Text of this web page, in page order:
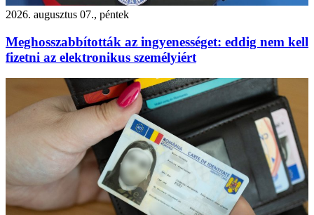
2026. augusztus 07., péntek
Meghosszabbították az ingyenességet: eddig nem kell
fizetni az elektronikus személyiért